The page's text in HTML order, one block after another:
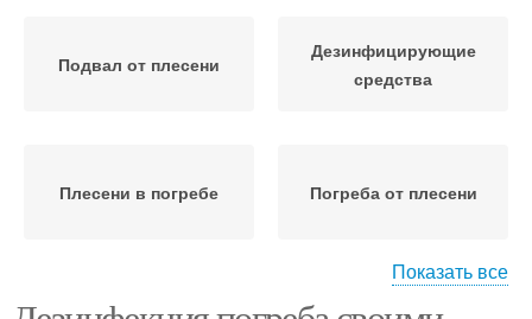
Подвал от плесени
Дезинфицирующие
средства
Плесени в погребе Погреба от плесени
Показать все